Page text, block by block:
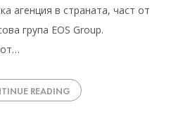
агенция в страната, част от
група EOS Group.
READING